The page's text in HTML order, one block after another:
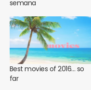
semana
Best movies of 2016… so
far